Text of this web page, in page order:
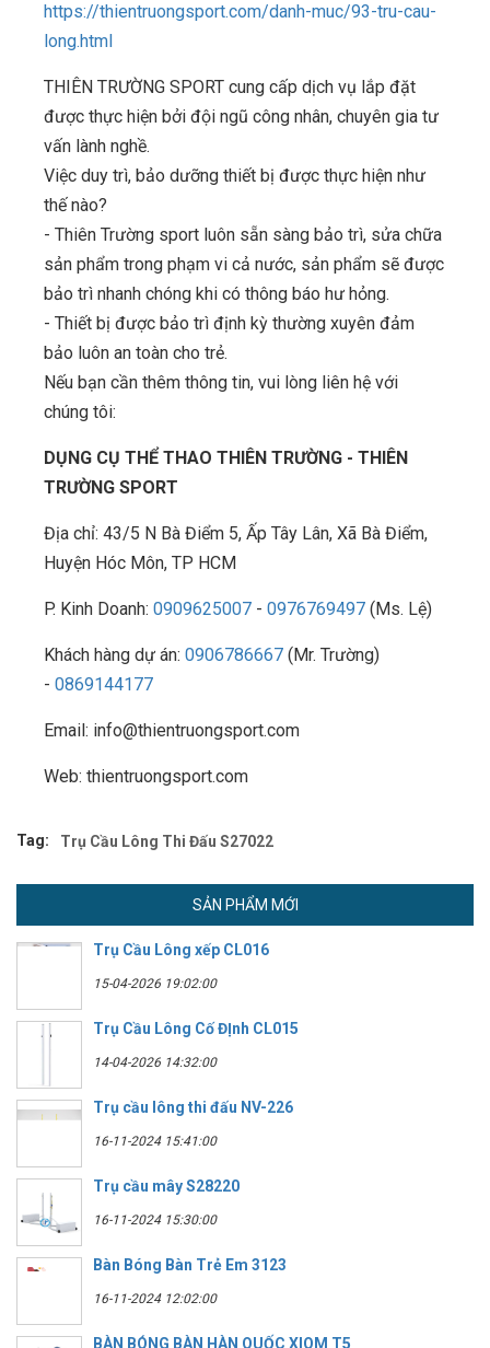
https://thientruongsport.com/danh-muc/93-tru-cau-
long.html
THIÊN TRƯỜNG SPORT cung cấp dịch vụ lắp đặt
được thực hiện bởi đội ngũ công nhân, chuyên gia tư
vấn lành nghề.
Việc duy trì, bảo dưỡng thiết bị được thực hiện như
thế nào?
- Thiên Trường sport luôn sẵn sàng bảo trì, sửa chữa
sản phẩm trong phạm vi cả nước, sản phẩm sẽ được
bảo trì nhanh chóng khi có thông báo hư hỏng.
- Thiết bị được bảo trì định kỳ thường xuyên đảm
bảo luôn an toàn cho trẻ.
Nếu bạn cần thêm thông tin, vui lòng liên hệ với
chúng tôi:
DỤNG CỤ THỂ THAO THIÊN TRƯỜNG - THIÊN
TRƯỜNG SPORT
Địa chỉ: 43/5 N Bà Điểm 5, Ấp Tây Lân, Xã Bà Điểm,
Huyện Hóc Môn, TP HCM
P. Kinh Doanh: 0909625007 - 0976769497 (Ms. Lệ)
Khách hàng dự án: 0906786667 (Mr. Trường)
- 0869144177
Email: info@thientruongsport.com
Web: thientruongsport.com
Tag: Trụ Cầu Lông Thi Đấu S27022
SẢN PHẨM MỚI
Trụ Cầu Lông xếp CL016
15-04-2026 19:02:00
Trụ Cầu Lông Cố ĐỊnh CL015
14-04-2026 14:32:00
Trụ cầu lông thi đấu NV-226
16-11-2024 15:41:00
Trụ cầu mây S28220
16-11-2024 15:30:00
Bàn Bóng Bàn Trẻ Em 3123
16-11-2024 12:02:00
BÀN BÓNG BÀN HÀN QUỐC XIOM T5